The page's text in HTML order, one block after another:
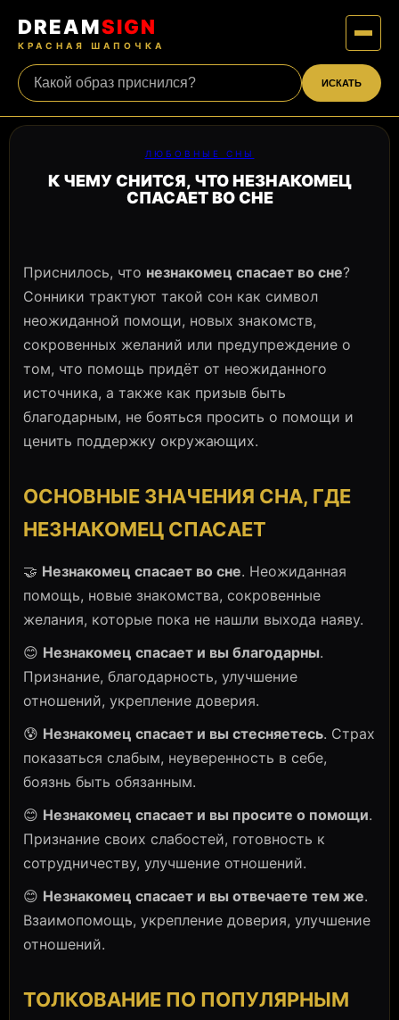
DREAMSIGN
КРАСНАЯ ШАПОЧКА
ИСКАТЬ
ЛЮБОВНЫЕ СНЫ
К ЧЕМУ СНИТСЯ, ЧТО НЕЗНАКОМЕЦ
СПАСАЕТ ВО СНЕ
Приснилось, что незнакомец спасает во сне?
Сонники трактуют такой сон как символ
неожиданной помощи, новых знакомств,
сокровенных желаний или предупреждение о
том, что помощь придёт от неожиданного
источника, а также как призыв быть
благодарным, не бояться просить о помощи и
ценить поддержку окружающих.
ОСНОВНЫЕ ЗНАЧЕНИЯ СНА, ГДЕ
НЕЗНАКОМЕЦ СПАСАЕТ
🤝 Незнакомец спасает во сне. Неожиданная
помощь, новые знакомства, сокровенные
желания, которые пока не нашли выхода наяву.
😊 Незнакомец спасает и вы благодарны.
Признание, благодарность, улучшение
отношений, укрепление доверия.
😰 Незнакомец спасает и вы стесняетесь. Страх
показаться слабым, неуверенность в себе,
боязнь быть обязанным.
😊 Незнакомец спасает и вы просите о помощи.
Признание своих слабостей, готовность к
сотрудничеству, улучшение отношений.
😊 Незнакомец спасает и вы отвечаете тем же.
Взаимопомощь, укрепление доверия, улучшение
отношений.
ТОЛКОВАНИЕ ПО ПОПУЛЯРНЫМ